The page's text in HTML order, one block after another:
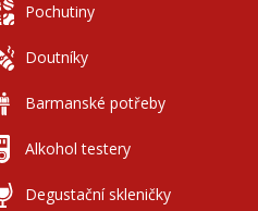
Pochutiny
Doutníky
Barmanské potřeby
Alkohol testery
Degustační skleničky